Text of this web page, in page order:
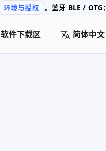
环境与授权 。蓝牙 BLE / OTG：
软件下载区 简体中文